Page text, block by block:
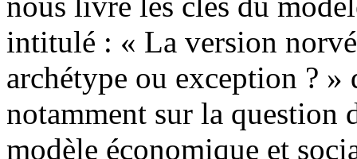
intitulé : « La version
archétype ou exception ?
notamment sur la question
modèle économique et